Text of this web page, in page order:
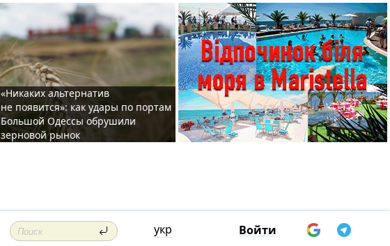
«Никаких альтернатив
не появится»: как удары по портам
Большой Одессы обрушили
зерновой рынок
укр Войти